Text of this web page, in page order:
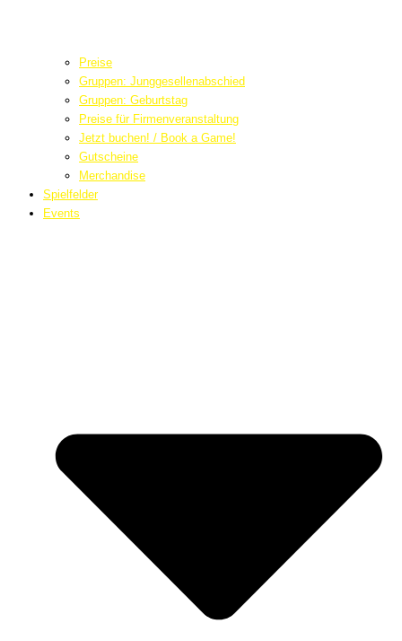
Preise
Gruppen: Junggesellenabschied
Gruppen: Geburtstag
Preise für Firmenveranstaltung
Jetzt buchen! / Book a Game!
Gutscheine
Merchandise
Spielfelder
Events